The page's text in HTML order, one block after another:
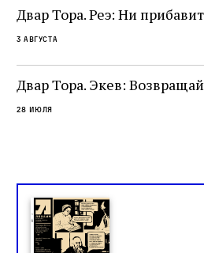
не просто покровитель
окружённый книгами.
одно решение которого
целой общины и стало
спора о том, кому
слово в переводе Библии
Двар Тора. Реэ: Ни
3 августа
Двар Тора. Экев:
28 июля